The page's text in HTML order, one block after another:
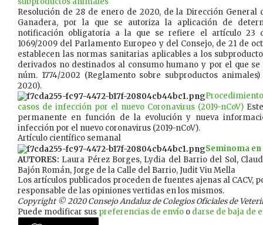
Resolución de 28 de enero de 2020, de la Dirección General
Ganadera, por la que se autoriza la aplicación de
notificación obligatoria a la que se refiere el artículo 23
1069/2009 del Parlamento Europeo y del Consejo, de 21 de
establecen las normas sanitarias aplicables a los
derivados no destinados al consumo humano y por el que se
núm. 1774/2002 (Reglamento sobre subproductos
2020).
casos de infección por el nuevo Coronavirus (2019-nCoV)
permanente en función de la evolución y nueva
infección por el nuevo coronavirus (2019-nCoV).
Artículo científico semanal
Seminoma
AUTORES: Laura Pérez Borges, Lydia del Barrio del Sol,
Bajón Román, Jorge de la Calle del Barrio, Judit Viu Mella
Los artículos publicados proceden de fuentes ajenas al CACV,
responsable de las opiniones vertidas en los mismos.
Copyright © 2020 Consejo Andaluz de Colegios Oficiales de
Puede modificar sus preferencias de envío o darse de baja de